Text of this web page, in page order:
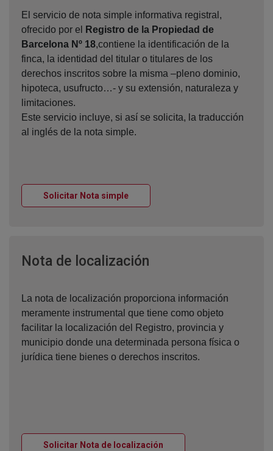
El servicio de nota simple informativa registral,
ofrecido por el
Registro de la Propiedad de
Barcelona Nº 18,contiene la identificación de la
finca, la identidad del titular o titulares de los
derechos inscritos sobre la misma –pleno dominio,
hipoteca, usufructo…- y su extensión, naturaleza y
limitaciones.
Este servicio incluye, si así se solicita, la traducción
al inglés de la nota simple.
Solicitar Nota simpleVentana nueva
Nota de localización
La nota de localización proporciona información
meramente instrumental que tiene como objeto
facilitar la localización del Registro, provincia y
municipio donde una determinada persona física o
jurídica tiene bienes o derechos inscritos.
Solicitar Nota de localización